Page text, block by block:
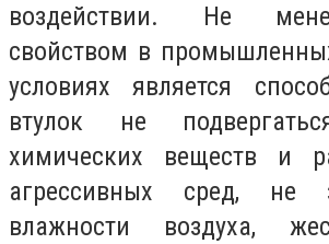
воздействии. Не
свойством в
условиях является
втулок не
химических веществ и
агрессивных сред, не
влажности воздуха,